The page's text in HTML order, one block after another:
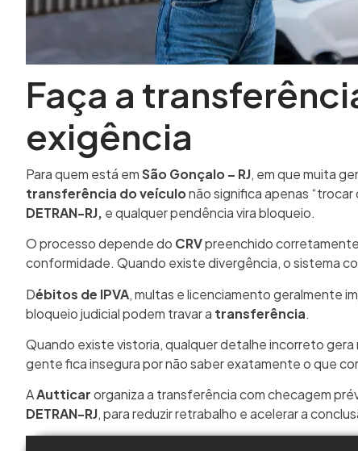
Faça a
exigência
Para quem está emSão Gonçalo – RJ, em que muita
transferência do veículonão significa apenas
DETRAN-RJ, e qualquer pendência vira bloqueio.
O processo depende do CRVpreenchido
conformidade. Quando existe divergência, o sistema
Débitos de IPVA, multas e licenciamento geralmente
bloqueio judicial podem travar a transferência.
Quando existe vistoria, qualquer detalhe incorreto
gente fica insegura por não saber exatamente o que
AAutticarorganiza a transferência com checagem
DETRAN-RJ, para reduzir retrabalho e acelerar a